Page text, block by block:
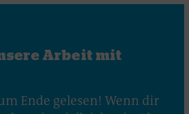
Arbeit mit
Ende gelesen! Wenn dir